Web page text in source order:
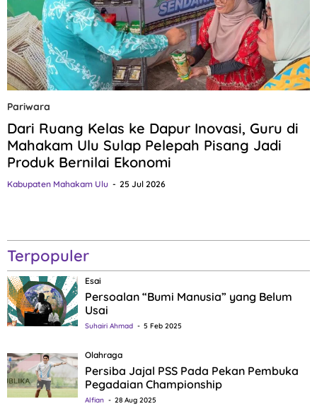
Pariwara
Dari Ruang Kelas ke Dapur Inovasi, Guru di
Mahakam Ulu Sulap Pelepah Pisang Jadi
Produk Bernilai Ekonomi
Kabupaten Mahakam Ulu 25 Jul 2026
Terpopuler
Esai
Persoalan “Bumi Manusia” yang Belum
Usai
Suhairi Ahmad 5 Feb 2025
Olahraga
Persiba Jajal PSS Pada Pekan Pembuka
Pegadaian Championship
Alfian 28 Aug 2025